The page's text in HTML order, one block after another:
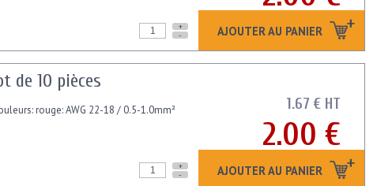
AJOUTER AU PANIER
+
-
1.67 € HT
2.00 €
AJOUTER AU PANIER
de 10 pièces
rouge: AWG 22-18 / 0.5-1.0mm²
+
-